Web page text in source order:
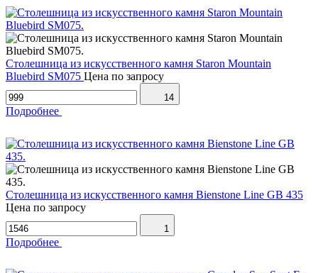
Столешница из искусственного камня Staron Mountain
Bluebird SM075 Цена по запросу
14
Подробнее
Столешница из искусственного камня Bienstone Line GB 435
Цена по запросу
1
Подробнее